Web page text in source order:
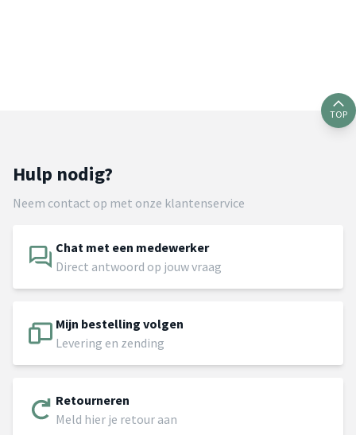
TOP
Hulp nodig?
Neem contact op met onze klantenservice
Chat met een medewerker
Direct antwoord op jouw vraag
Mijn bestelling volgen
Levering en zending
Retourneren
Meld hier je retour aan